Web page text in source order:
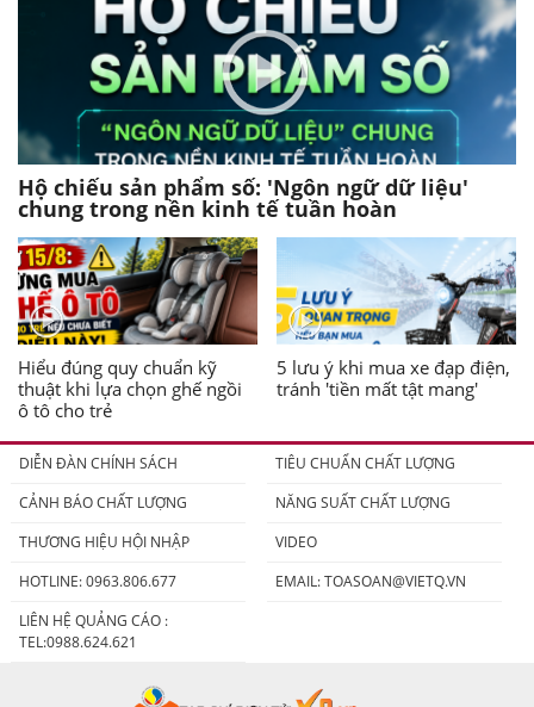
Hộ chiếu sản phẩm số: 'Ngôn ngữ dữ liệu'
chung trong nền kinh tế tuần hoàn
Hiểu đúng quy chuẩn kỹ
thuật khi lựa chọn ghế ngồi
ô tô cho trẻ
5 lưu ý khi mua xe đạp điện,
tránh 'tiền mất tật mang'
DIỄN ĐÀN CHÍNH SÁCH
TIÊU CHUẨN CHẤT LƯỢNG
CẢNH BÁO CHẤT LƯỢNG
NĂNG SUẤT CHẤT LƯỢNG
THƯƠNG HIỆU HỘI NHẬP
VIDEO
HOTLINE: 0963.806.677
EMAIL:TOASOAN@VIETQ.VN
LIÊN HỆ QUẢNG CÁO :
TEL:0988.624.621